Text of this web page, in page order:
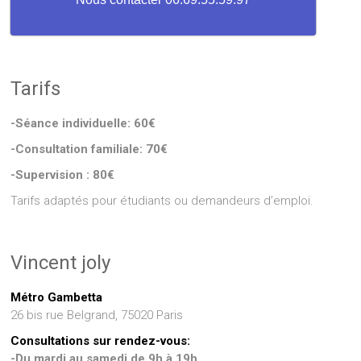
Tarifs
-Séance individuelle: 60€
-Consultation familiale: 70€
-Supervision : 80€
Tarifs adaptés pour étudiants ou demandeurs d’emploi.
Vincent joly
Métro Gambetta
26 bis rue Belgrand, 75020 Paris
Consultations sur rendez-vous: